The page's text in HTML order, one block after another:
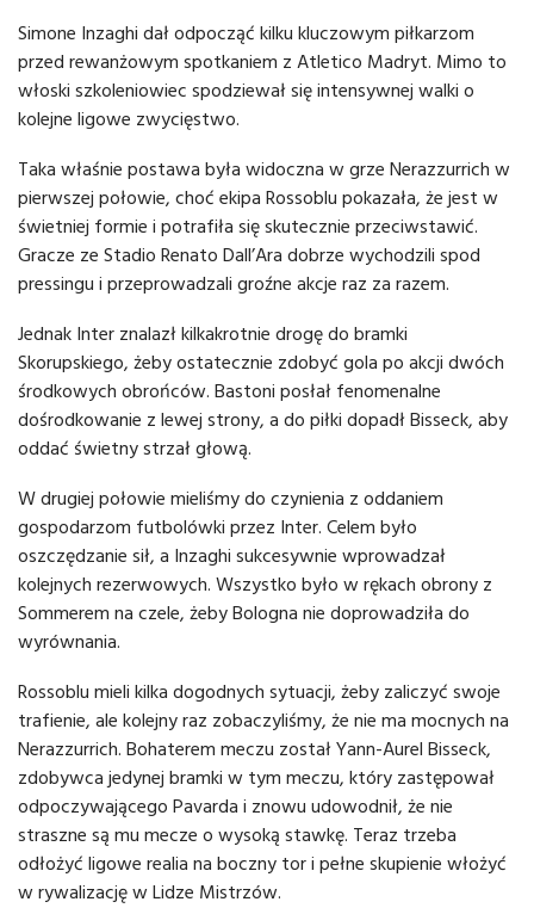
Simone Inzaghi dał odpocząć kilku kluczowym piłkarzom
przed rewanżowym spotkaniem z Atletico Madryt. Mimo to
włoski szkoleniowiec spodziewał się intensywnej walki o
kolejne ligowe zwycięstwo.
Taka właśnie postawa była widoczna w grze Nerazzurrich w
pierwszej połowie, choć ekipa Rossoblu pokazała, że jest w
świetniej formie i potrafiła się skutecznie przeciwstawić.
Gracze ze Stadio Renato Dall’Ara dobrze wychodzili spod
pressingu i przeprowadzali groźne akcje raz za razem.
Jednak Inter znalazł kilkakrotnie drogę do bramki
Skorupskiego, żeby ostatecznie zdobyć gola po akcji dwóch
środkowych obrońców. Bastoni posłał fenomenalne
dośrodkowanie z lewej strony, a do piłki dopadł Bisseck, aby
oddać świetny strzał głową.
W drugiej połowie mieliśmy do czynienia z oddaniem
gospodarzom futbolówki przez Inter. Celem było
oszczędzanie sił, a Inzaghi sukcesywnie wprowadzał
kolejnych rezerwowych. Wszystko było w rękach obrony z
Sommerem na czele, żeby Bologna nie doprowadziła do
wyrównania.
Rossoblu mieli kilka dogodnych sytuacji, żeby zaliczyć swoje
trafienie, ale kolejny raz zobaczyliśmy, że nie ma mocnych na
Nerazzurrich. Bohaterem meczu został Yann-Aurel Bisseck,
zdobywca jedynej bramki w tym meczu, który zastępował
odpoczywającego Pavarda i znowu udowodnił, że nie
straszne są mu mecze o wysoką stawkę. Teraz trzeba
odłożyć ligowe realia na boczny tor i pełne skupienie włożyć
w rywalizację w Lidze Mistrzów.